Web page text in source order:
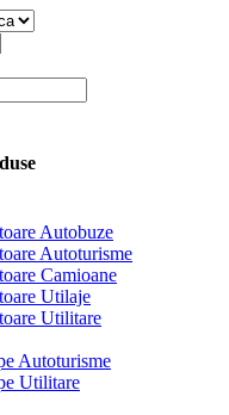
Autobuze
Autoturisme
Camioane
Utilaje
Utilitare
Autoturisme
Utilitare